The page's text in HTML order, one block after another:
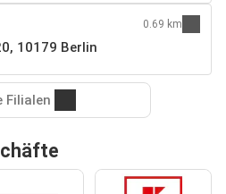
10179 Berlin
0.69 km
Filialen